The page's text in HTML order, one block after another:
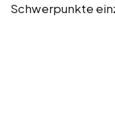
Schwerpunkte